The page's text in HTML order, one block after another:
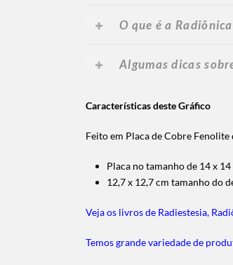
O que é a
Algumas dicas
Características deste Gráfico
Feito em Placa de Cobre Fenolite
Placa no tamanho de 14 x 14
12,7 x 12,7 cm tamanho do
Veja os livros de Radiestesia,
Temos grande variedade de